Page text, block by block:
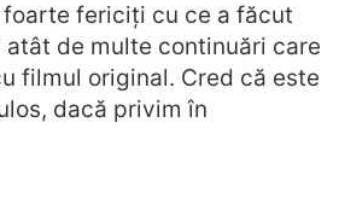
foarte fericiți cu ce a făcut
atât de multe continuări care
filmul original. Cred că este
dacă privim în